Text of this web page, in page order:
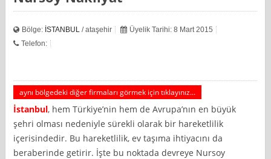
Bölge: İSTANBUL / ataşehir
Üyelik Tarihi: 8 Mart 2015
Telefon:
aynı bölgedeki diğer firmaları görmek için tıklayınız...
İstanbul, hem Türkiye’nin hem de Avrupa’nın en büyük
şehri olması nedeniyle sürekli olarak bir hareketlilik
içerisindedir. Bu hareketlilik, ev taşıma ihtiyacını da
beraberinde getirir. İşte bu noktada devreye Nursoy